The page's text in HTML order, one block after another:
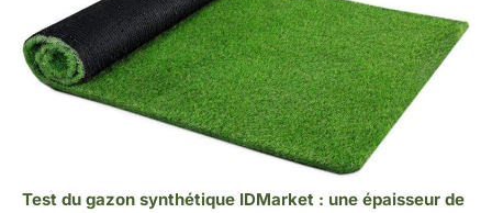
Test du gazon synthétique IDMarket : une épaisseur de